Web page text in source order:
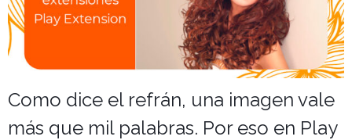
Cuidados
Salones
Como dice el refrán, una imagen vale
más que mil palabras. Por eso en Play